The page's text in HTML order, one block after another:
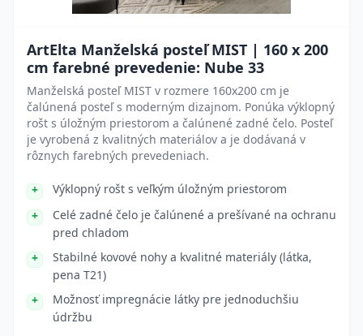
ArtElta Manželská posteľ MIST | 160 x 200
cm farebné prevedenie: Nube 33
Manželská posteľ MIST v rozmere 160x200 cm je
čalúnená posteľ s moderným dizajnom. Ponúka výklopný
rošt s úložným priestorom a čalúnené zadné čelo. Posteľ
je vyrobená z kvalitných materiálov a je dodávaná v
rôznych farebných prevedeniach.
Výklopný rošt s veľkým úložným priestorom
Celé zadné čelo je čalúnené a prešívané na ochranu
pred chladom
Stabilné kovové nohy a kvalitné materiály (látka,
pena T21)
Možnosť impregnácie látky pre jednoduchšiu
údržbu